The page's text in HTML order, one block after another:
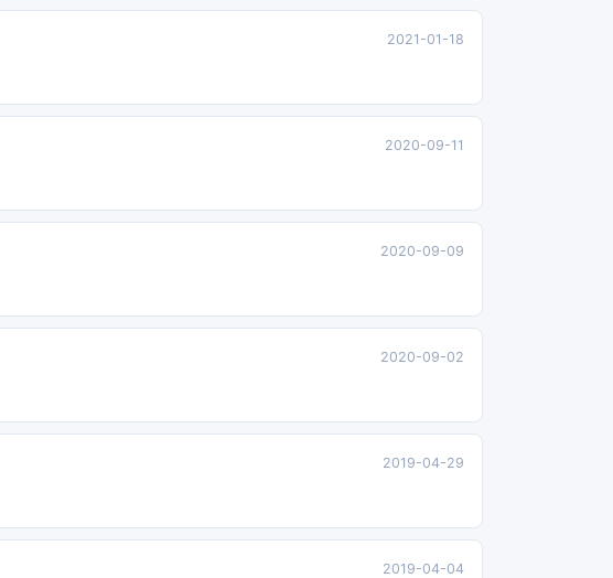
2021-01-18
2020-09-11
2020-09-09
2020-09-02
2019-04-29
2019-04-04